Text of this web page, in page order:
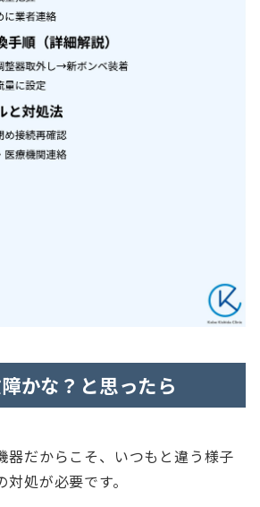
かな？と思ったら
器だからこそ、いつもと違う様子
処が必要です。